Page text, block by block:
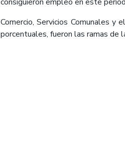
Comercio, Servicios Comunales y
porcentuales, fueron las ramas de